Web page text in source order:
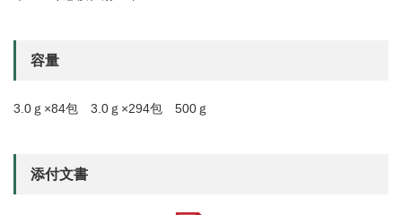
容量
3.0ｇ×84包 3.0ｇ×294包 500ｇ
添付文書